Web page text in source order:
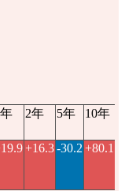
2年 5年 10年
+16.3-30.2 +80.1